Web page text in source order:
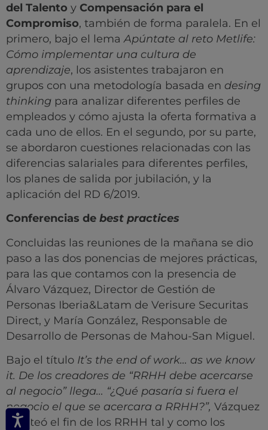
del Talento y Compensación para el
Compromiso, también de forma paralela. En el
primero, bajo el lemaApúntate al reto Metlife:
Cómo implementar una cultura de
aprendizaje, los asistentes trabajaron en
grupos con una metodología basada en desing
thinking para analizar diferentes perfiles de
empleados y cómo ajusta la oferta formativa a
cada uno de ellos. En el segundo, por su parte,
se abordaron cuestiones relacionadas con las
diferencias salariales para diferentes perfiles,
los planes de salida por jubilación, y la
aplicación del RD 6/2019.
Conferencias de best practices
Concluidas las reuniones de la mañana se dio
paso a las dos ponencias de mejores prácticas,
para las que contamos con la presencia de
Álvaro Vázquez, Director de Gestión de
Personas Iberia&Latam de Verisure Securitas
Direct, y María González, Responsable de
Desarrollo de Personas de Mahou-San Miguel.
Bajo el título It’s the end of work… as we know
it. De los creadores de “RRHH debe acercarse
al negocio” llega… “¿Qué pasaría si fuera el
negocio el que se acercara a RRHH?”, Vázquez
planteó el fin de los RRHH tal y como los